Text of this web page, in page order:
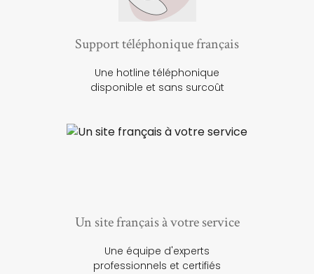
Support téléphonique français
Une hotline téléphonique
disponible et sans surcoût
Un site français à votre service
Une équipe d'experts
professionnels et certifiés